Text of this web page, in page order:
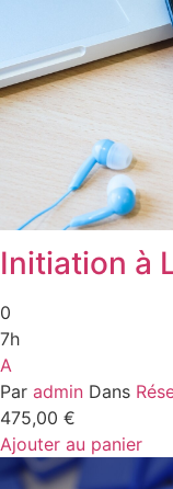
Initiation à
0
7h
A
Par admin Dans
475,00 €
Ajouter au panier